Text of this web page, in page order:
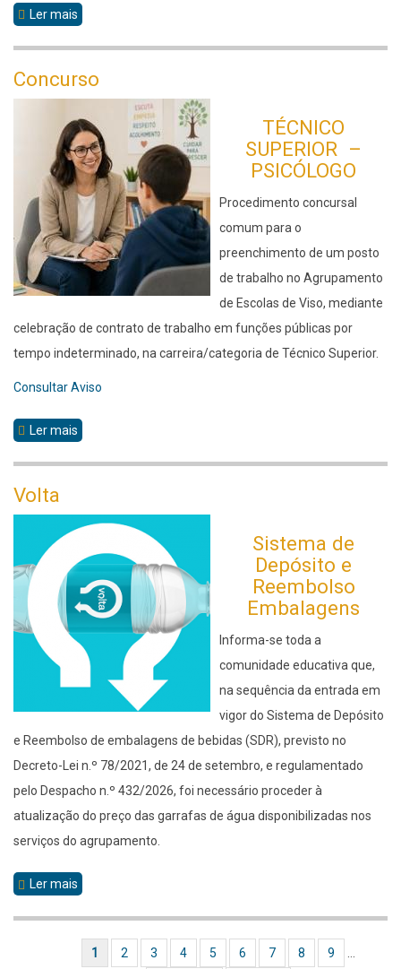
Ler mais
Concurso
TÉCNICO
SUPERIOR –
PSICÓLOGO
Procedimento concursal
comum para o
preenchimento de um posto
de trabalho no Agrupamento
de Escolas de Viso, mediante
celebração de contrato de trabalho em funções públicas por
tempo indeterminado, na carreira/categoria de Técnico Superior.
Consultar Aviso
Ler mais
Volta
Sistema de
Depósito e
Reembolso
Embalagens
Informa-se toda a
comunidade educativa que,
na sequência da entrada em
vigor do Sistema de Depósito
e Reembolso de embalagens de bebidas (SDR), previsto no
Decreto-Lei n.º 78/2021, de 24 de setembro, e regulamentado
pelo Despacho n.º 432/2026, foi necessário proceder à
atualização do preço das garrafas de água disponibilizadas nos
serviços do agrupamento.
Ler mais
PaginaçãoPágina atual
1 Página
2 Página
3 Página
4 Página
5 Página
6 Página
7 Página
8 Página
9